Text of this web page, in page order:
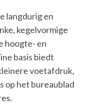
langdurig en
kegelvormige
hoogte- en
basis biedt
voetafdruk,
op het bureaublad